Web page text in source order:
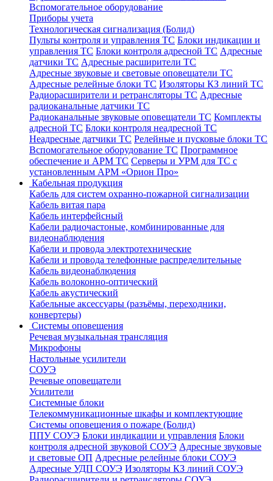
Вспомогательное оборудование
Приборы учета
Технологическая сигнализация (Болид)
Пульты контроля и управления ТС Блоки индикации и
управления ТС Блоки контроля адресной ТС Адресные
датчики ТС Адресные расширители ТС
Адресные звуковые и световые оповещатели ТС
Адресные релейные блоки ТС Изоляторы КЗ линий ТС
Радиорасширители и ретрансляторы ТС Адресные
радиоканальные датчики ТС
Радиоканальные звуковые оповещатели ТС Комплекты
адресной ТС Блоки контроля неадресной ТС
Неадресные датчики ТС Релейные и пусковые блоки ТС
Вспомогательное оборудование ТС Программное
обеспечение и АРМ ТС Серверы и УРМ для ТС с
установленным АРМ «Орион Про»
Кабельная продукция
Кабель для систем охранно-пожарной сигнализации
Кабель витая пара
Кабель интерфейсный
Кабели радиочастоные, комбинированные для
видеонаблюдения
Кабели и провода электротехнические
Кабели и провода телефонные распределительные
Кабель видеонаблюдения
Кабель волоконно-оптический
Кабель акустический
Кабельные аксессуары (разъёмы, переходники,
конвертеры)
Системы оповещения
Речевая музыкальная трансляция
Микрофоны
Настольные усилители
СОУЭ
Речевые оповещатели
Усилители
Системные блоки
Телекоммуникационные шкафы и комплектующие
Системы оповещения о пожаре (Болид)
ППУ СОУЭ Блоки индикации и управления Блоки
контроля адресной звуковой СОУЭ Адресные звуковые
и световые ОП Адресные релейные блоки СОУЭ
Адресные УДП СОУЭ Изоляторы КЗ линий СОУЭ